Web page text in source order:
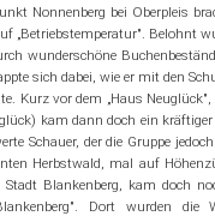
Zumba mit
Workout
Bleiben Sie
Mädchen
Jungen
Mädchen &
Frauen
Mixed I
Mixed II
Hobby
Boule /
Sport- und
Schauturnen
Nonnenberg bei Oberpleis
„Betriebstemperatur". Belohnt
wunderschöne
sich dabei, wie er mit den
Kurz vor dem „Haus
kam dann doch ein
Schauer, der die Gruppe
Herbstwald, mal auf
Blankenberg, kam doch
Dort wurden die